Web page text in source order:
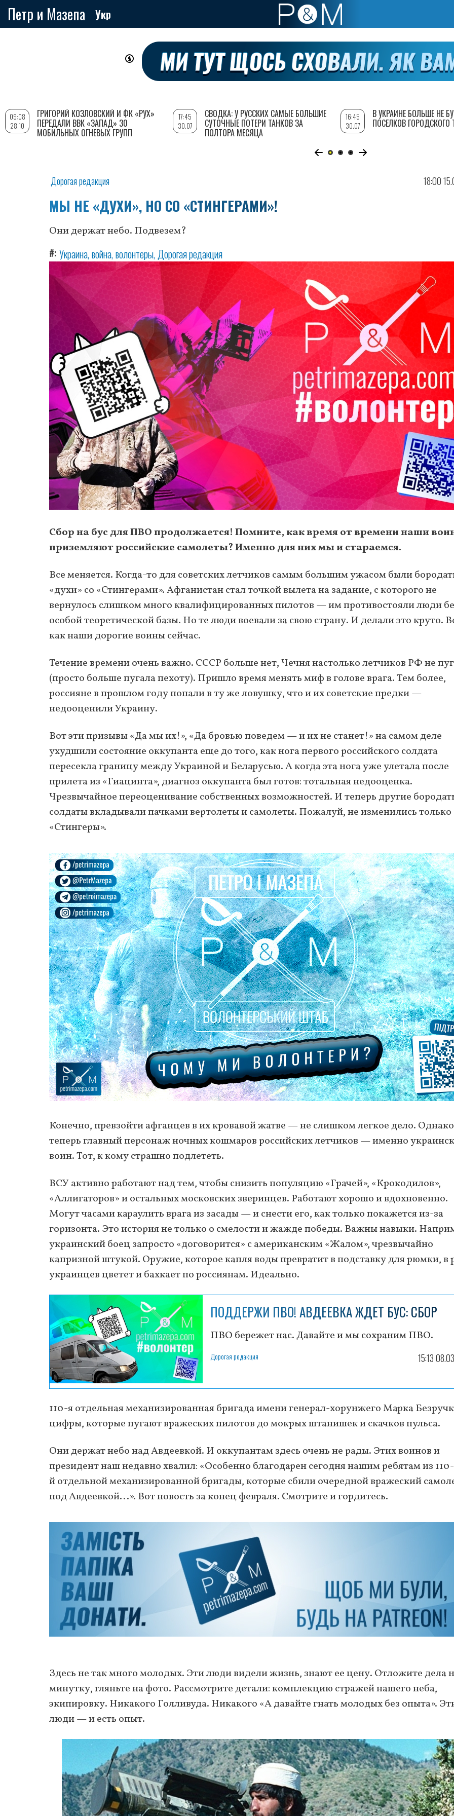
Петр и Мазепа Укр
Дорогая редакция 18:00
МЫ НЕ «ДУХИ», НО СО «СТИНГЕРАМИ»!
Они держат небо. Подвезем?
# Украина война волонтеры Дорогая редакция
Сбор на бус для ПВО продолжается! Помните, как время от времени наши
приземляют российские самолеты? Именно для них мы и стараемся.
Все меняется. Когда-то для советских летчиков самым большим ужасом были
«духи» со «Стингерами». Афганистан стал точкой вылета на задание, с которого не
вернулось слишком много квалифицированных пилотов — им противостояли люди
особой теоретической базы. Но те люди воевали за свою страну. И делали это круто.
как наши дорогие воины сейчас.
Течение времени очень важно. СССР больше нет, Чечня настолько летчиков РФ не
(просто больше пугала пехоту). Пришло время менять миф в голове врага. Тем более,
россияне в прошлом году попали в ту же ловушку, что и их советские предки —
недооценили Украину.
Вот эти призывы «Да мы их!», «Да бровью поведем — и их не станет!» на самом деле
ухудшили состояние оккупанта еще до того, как нога первого российского солдата
пересекла границу между Украиной и Беларусью. А когда эта нога уже улетала после
прилета из «Гиацинта», диагноз оккупанта был готов: тотальная недооценка.
Чрезвычайное переоценивание собственных возможностей. И теперь другие
солдаты вкладывали пачками вертолеты и самолеты. Пожалуй, не изменились только
«Стингеры».
Конечно, превзойти афганцев в их кровавой жатве — не слишком легкое дело. Однако
теперь главный персонаж ночных кошмаров российских летчиков — именно
воин. Тот, к кому страшно подлететь.
ВСУ активно работают над тем, чтобы снизить популяцию «Грачей», «Крокодилов»,
«Аллигаторов» и остальных московских зверинцев. Работают хорошо и вдохновенно.
Могут часами караулить врага из засады — и снести его, как только покажется из-за
горизонта. Это история не только о смелости и жажде победы. Важны навыки.
украинский боец запросто «договорится» с американским «Жалом», чрезвычайно
капризной штукой. Оружие, которое капля воды превратит в подставку для рюмки, в
украинцев цветет и бахкает по россиянам. Идеально.
ПОДДЕРЖИ ПВО! АВДЕЕВКА ЖДЕТ БУС: СБОР
ПВО бережет нас. Давайте и мы сохраним ПВО.
Дорогая редакция 15:13
110-я отдельная механизированная бригада имени генерал-хорунжего Марка
цифры, которые пугают вражеских пилотов до мокрых штанишек и скачков пульса.
Они держат небо над Авдеевкой. И оккупантам здесь очень не рады. Этих воинов и
президент наш недавно хвалил: «Особенно благодарен сегодня нашим ребятам из 110-
й отдельной механизированной бригады, которые сбили очередной вражеский
под Авдеевкой...». Вот новость за конец февраля. Смотрите и гордитесь.
Здесь не так много молодых. Эти люди видели жизнь, знают ее цену. Отложите дела
минутку, гляньте на фото. Рассмотрите детали: комплекцию стражей нашего неба,
экипировку. Никакого Голливуда. Никакого «А давайте гнать молодых без опыта».
люди — и есть опыт.
09:08
28.10
ГРИГОРИЙ КОЗЛОВСКИЙ И ФК «РУХ»
ПЕРЕДАЛИ ВВК «ЗАПАД» 30
МОБИЛЬНЫХ ОГНЕВЫХ ГРУПП
17:45
30.07
СВОДКА: У РУССКИХ САМЫЕ БОЛЬШИЕ
СУТОЧНЫЕ ПОТЕРИ ТАНКОВ ЗА
ПОЛТОРА МЕСЯЦА
16:45
30.07
В УКРАИНЕ БОЛЬШЕ НЕ
ПОСЕЛКОВ ГОРОДСКОГО